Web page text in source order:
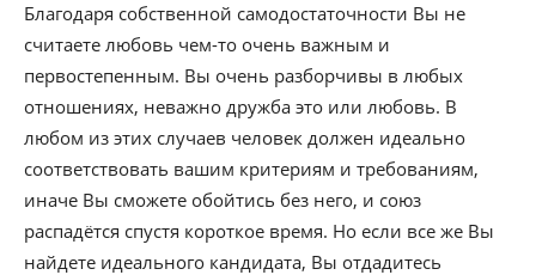
Благодаря собственной самодостаточности Вы не
считаете любовь чем-то очень важным и
первостепенным. Вы очень разборчивы в любых
отношениях, неважно дружба это или любовь. В
любом из этих случаев человек должен идеально
соответствовать вашим критериям и требованиям,
иначе Вы сможете обойтись без него, и союз
распадётся спустя короткое время. Но если все же Вы
найдете идеального кандидата, Вы отдадитесь